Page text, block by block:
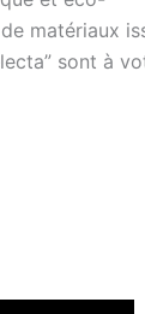
matériaux
sont à